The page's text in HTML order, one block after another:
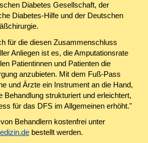
Diabetes Gesellschaft, der
Diabetes-Hilfe und der Deutschen
für die diesen Zusammenschluss
Anliegen ist es, die Amputationsrate
Patientinnen und Patienten die
anzubieten. Mit dem Fuß-Pass
und Ärzte ein Instrument an die Hand,
Behandlung strukturiert und erleichtert,
für das DFS im Allgemeinen erhöht."
Behandlern kostenfrei unter
bestellt werden.